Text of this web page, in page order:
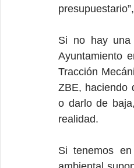
Si no hay una
Ayuntamiento
Tracción
ZBE, haciendo
o darlo de
realidad.
Si tenemos